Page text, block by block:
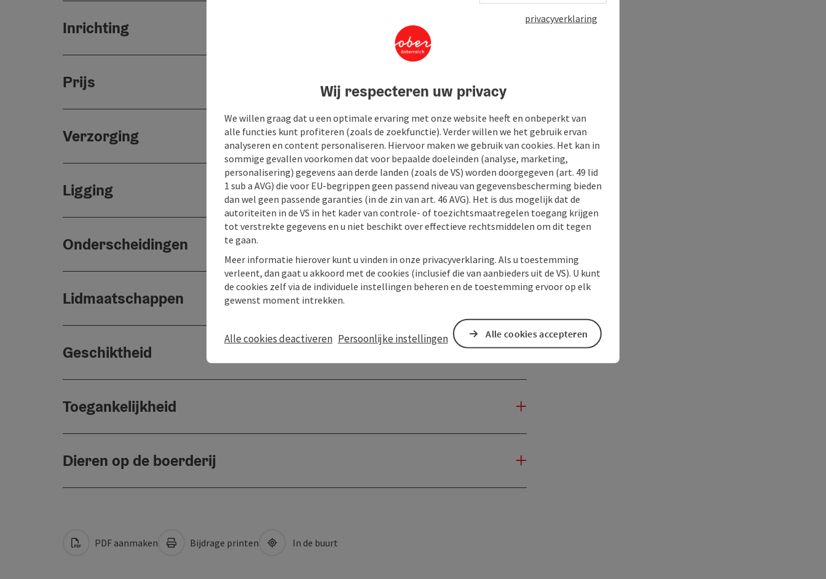
Inrichting
Prijs
Verzorging
Ligging
Onderscheidingen
Lidmaatschappen
Geschiktheid
Toegankelijkheid
Dieren op de boerderij
PDF aanmaken Bijdrage printen In de buurt
privacyverklaring
Wij respecteren uw privacy
We willen graag dat u een optimale ervaring met onze website heeft en onbeperkt van
alle functies kunt profiteren (zoals de zoekfunctie). Verder willen we het gebruik ervan
analyseren en content personaliseren. Hiervoor maken we gebruik van cookies. Het kan in
sommige gevallen voorkomen dat voor bepaalde doeleinden (analyse, marketing,
personalisering) gegevens aan derde landen (zoals de VS) worden doorgegeven (art. 49 lid
1 sub a AVG) die voor EU-begrippen geen passend niveau van gegevensbescherming bieden
dan wel geen passende garanties (in de zin van art. 46 AVG). Het is dus mogelijk dat de
autoriteiten in de VS in het kader van controle- of toezichtsmaatregelen toegang krijgen
tot verstrekte gegevens en u niet beschikt over effectieve rechtsmiddelen om dit tegen
te gaan.
Meer informatie hierover kunt u vinden in onze privacyverklaring. Als u toestemming
verleent, dan gaat u akkoord met de cookies (inclusief die van aanbieders uit de VS). U kunt
de cookies zelf via de individuele instellingen beheren en de toestemming ervoor op elk
gewenst moment intrekken.
Alle cookies deactiveren Persoonlijke instellingen Alle cookies accepteren